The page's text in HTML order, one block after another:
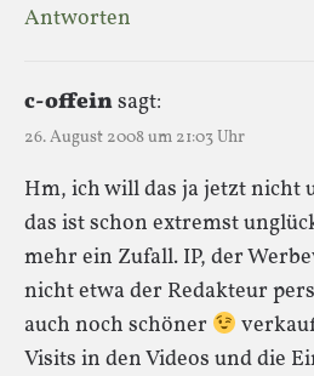
Antworten
c-offeinsagt:
26. August 2008 um 21:03 Uhr
Hm, ich will das ja jetzt nicht
das ist schon extremst
mehr ein Zufall. IP, der
nicht etwa der Redakteur
auch noch schöner
Visits in den Videos und die